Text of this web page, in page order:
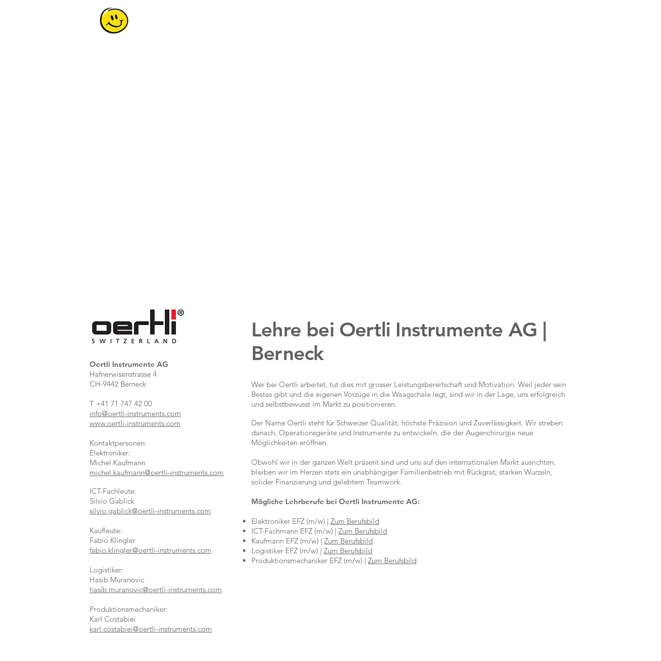
Oertli Instrumente AG
Hafnerwisenstrasse 4
CH-9442 Berneck
T +41 71 747 42 00
info@oertli-instruments.com
www.oertli-instruments.com
Kontaktpersonen:
Elektroniker:
Michel Kaufmann
michel.kaufmann@oertli-instruments.com
ICT-Fachleute:
Silvio Gablick
silvio.gablick@oertli-instruments.com
Kaufleute:
Fabio Klingler
fabio.klingler@oertli-instruments.com
Logistiker:
Hasib Muranovic
hasib.muranovic@oertli-instruments.com
Produktionsmechaniker:
Karl Costabiei
karl.costabiei@oertli-instruments.com
Lehre bei Oertli Instrumente AG |
Berneck
Wer bei Oertli arbeitet, tut dies mit grosser Leistungsbereitschaft und Motivation. Weil jeder sein
Bestes gibt und die eigenen Vorzüge in die Waagschale legt, sind wir in der Lage, uns erfolgreich
und selbstbewusst im Markt zu positionieren.
Der Name Oertli steht für Schweizer Qualität, höchste Präzision und Zuverlässigkeit. Wir streben
danach, Operationsgeräte und Instrumente zu entwickeln, die der Augenchirurgie neue
Möglichkeiten eröffnen.
Obwohl wir in der ganzen Welt präsent sind und uns auf den internationalen Markt ausrichten,
bleiben wir im Herzen stets ein unabhängiger Familienbetrieb mit Rückgrat, starken Wurzeln,
solider Finanzierung und gelebtem Teamwork.
Mögliche Lehrberufe bei Oertli Instrumente AG:
Elektroniker EFZ (m/w) | Zum Berufsbild
ICT-Fachmann EFZ (m/w) | Zum Berufsbild
Kaufmann EFZ (m/w) | Zum Berufsbild
Logistiker EFZ (m/w) | Zum Berufsbild
Produktionsmechaniker EFZ (m/w) | Zum Berufsbild